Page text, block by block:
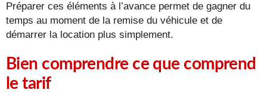
Préparer ces éléments à l’avance permet de gagner du
temps au moment de la remise du véhicule et de
démarrer la location plus simplement.
Bien comprendre ce que comprend
le tarif